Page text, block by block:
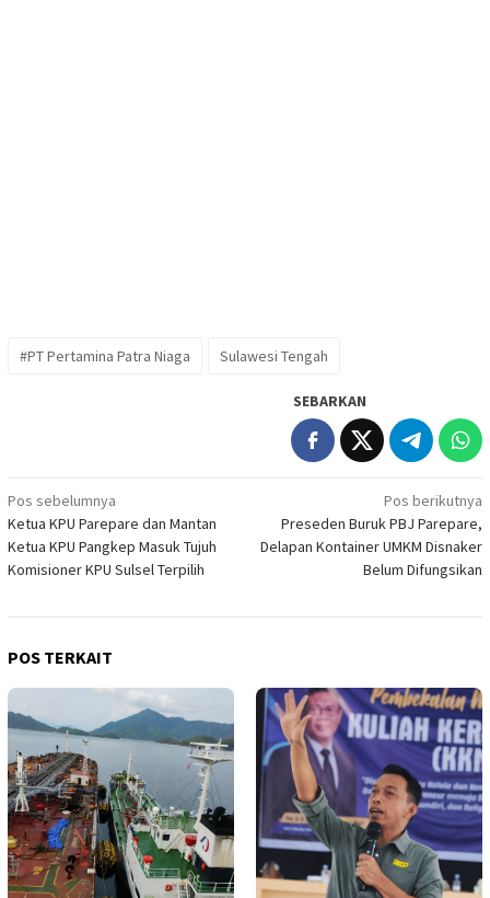
#PT Pertamina Patra Niaga Sulawesi Tengah
SEBARKAN
Navigasi
pos
Pos sebelumnya
Ketua KPU Parepare dan Mantan
Ketua KPU Pangkep Masuk Tujuh
Komisioner KPU Sulsel Terpilih
Pos berikutnya
Preseden Buruk PBJ Parepare,
Delapan Kontainer UMKM Disnaker
Belum Difungsikan
POS TERKAIT